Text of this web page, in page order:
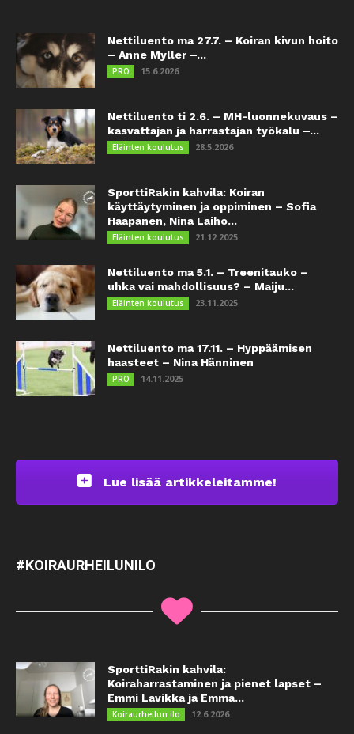
Nettiluento ma 27.7. – Koiran kivun hoito
– Anne Myller –...
PRO 15.6.2026
Nettiluento ti 2.6. – MH-luonnekuvaus –
kasvattajan ja harrastajan työkalu –...
Eläinten koulutus 28.5.2026
SporttiRakin kahvila: Koiran
käyttäytyminen ja oppiminen – Sofia
Haapanen, Nina Laiho...
Eläinten koulutus 21.12.2025
Nettiluento ma 5.1. – Treenitauko –
uhka vai mahdollisuus? – Maiju...
Eläinten koulutus 23.11.2025
Nettiluento ma 17.11. – Hyppäämisen
haasteet – Nina Hänninen
PRO 14.11.2025
Lue lisää artikkeleitamme!
#KOIRAURHEILUNILO
SporttiRakin kahvila:
Koiraharrastaminen ja pienet lapset –
Emmi Lavikka ja Emma...
Koiraurheilun ilo 12.6.2026